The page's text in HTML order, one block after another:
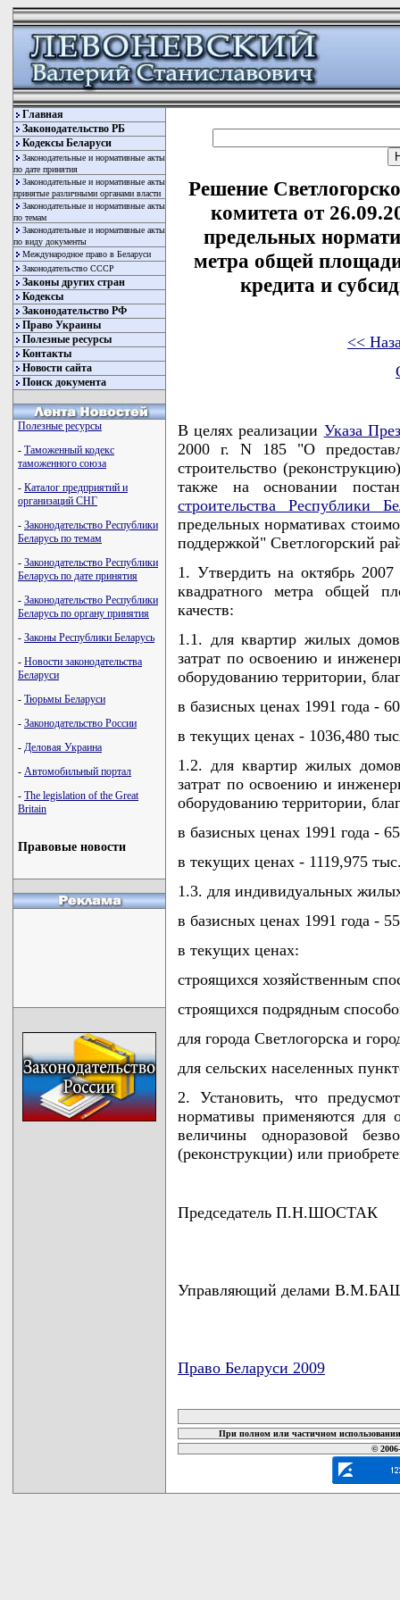
Главная
Законодательство РБ
Кодексы Беларуси
Законодательные и нормативные акты
по дате принятия
Законодательные и нормативные акты
принятые различными органами власти
Законодательные и нормативные акты
по темам
Законодательные и нормативные акты
по виду документы
Международное право в Беларуси
Законодательство СССР
Законы других стран
Кодексы
Законодательство РФ
Право Украины
Полезные ресурсы
Контакты
Новости сайта
Поиск документа
Полезные ресурсы
- Таможенный кодекс
таможенного союза
- Каталог предприятий и
организаций СНГ
- Законодательство Республики
Беларусь по темам
- Законодательство Республики
Беларусь по дате принятия
- Законодательство Республики
Беларусь по органу принятия
- Законы Республики Беларусь
- Новости законодательства
Беларуси
- Тюрьмы Беларуси
- Законодательство России
- Деловая Украина
- Автомобильный портал
- The legislation of the Great
Britain
Правовые новости
Решение
комитета от
предельных
метра общей
кредита и
<<
В целях реализации Указа
2000 г. N 185 "О
строительство
также на основании
строительства Республики
предельных нормативах
поддержкой" Светлогорский
1. Утвердить на октябрь
квадратного метра общей
качеств:
1.1. для квартир жилых
затрат по освоению и
оборудованию территории,
в базисных ценах 1991 года -
в текущих ценах - 1036,480
1.2. для квартир жилых
затрат по освоению и
оборудованию территории,
в базисных ценах 1991 года -
в текущих ценах - 1119,975
1.3. для индивидуальных
в базисных ценах 1991 года -
в текущих ценах:
строящихся хозяйственным
строящихся подрядным
для города Светлогорска и
для сельских населенных
2. Установить, что
нормативы применяются для
величины одноразовой
(реконструкции) или
Председатель П.Н.ШОСТАК
Управляющий делами
Право Беларуси 2009
При полном или частичном
©